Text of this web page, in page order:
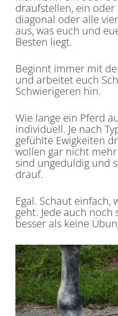
draufstellen, ein
diagonal oder alle
aus, was euch und
Besten liegt.
Beginnt immer mit
und arbeitet euch
Schwierigeren hin.
Wie lange ein Pferd
individuell. Je nach
gefühlte Ewigkeiten
wollen gar nicht
sind ungeduldig und
drauf.
Egal. Schaut einfach,
geht. Jede auch
besser als keine